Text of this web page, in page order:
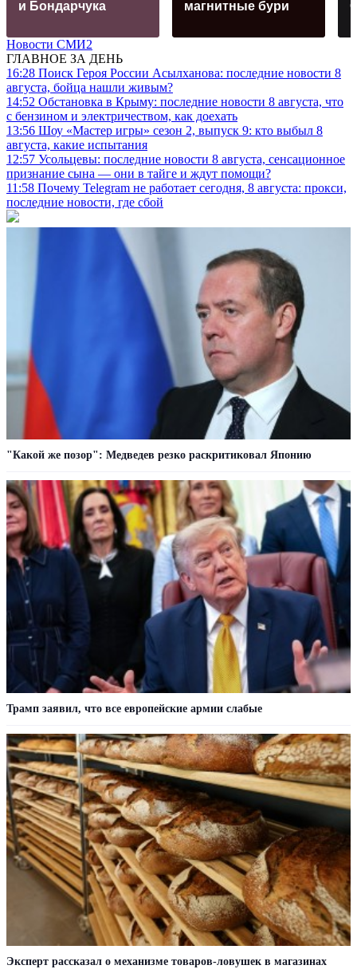
и Бондарчука магнитные бури
Новости СМИ2
ГЛАВНОЕ ЗА ДЕНЬ
16:28 Поиск Героя России Асылханова: последние новости 8
августа, бойца нашли живым?
14:52 Обстановка в Крыму: последние новости 8 августа, что
с бензином и электричеством, как доехать
13:56 Шоу «Мастер игры» сезон 2, выпуск 9: кто выбыл 8
августа, какие испытания
12:57 Усольцевы: последние новости 8 августа, сенсационное
признание сына — они в тайге и ждут помощи?
11:58 Почему Telegram не работает сегодня, 8 августа: прокси,
последние новости, где сбой
"Какой же позор": Медведев резко раскритиковал Японию
Трамп заявил, что все европейские армии слабые
Эксперт рассказал о механизме товаров-ловушек в магазинах